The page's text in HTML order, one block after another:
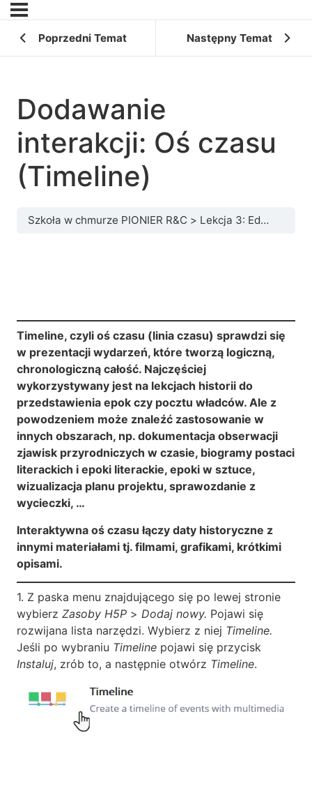
Poprzedni Temat Następny Temat
Dodawanie
interakcji: Oś czasu
(Timeline)
Szkoła w chmurze PIONIER R&C Lekcja 3: Edublog – wszechstronne narzędzia do prowadzenia bloga i tworzenia interaktywnych zadań
Timeline, czyli oś czasu (linia czasu) sprawdzi się
w prezentacji wydarzeń, które tworzą logiczną,
chronologiczną całość. Najczęściej
wykorzystywany jest na lekcjach historii do
przedstawienia epok czy pocztu władców. Ale z
powodzeniem może znaleźć zastosowanie w
innych obszarach, np. dokumentacja obserwacji
zjawisk przyrodniczych w czasie, biogramy postaci
literackich i epoki literackie, epoki w sztuce,
wizualizacja planu projektu, sprawozdanie z
wycieczki, …
Interaktywna oś czasu łączy daty historyczne z
innymi materiałami tj. filmami, grafikami, krótkimi
opisami.
1. Z paska menu znajdującego się po lewej stronie
wybierz Zasoby H5P > Dodaj nowy. Pojawi się
rozwijana lista narzędzi. Wybierz z niej Timeline.
Jeśli po wybraniu Timeline pojawi się przycisk
Instaluj, zrób to, a następnie otwórz Timeline.